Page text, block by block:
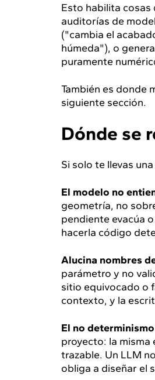
Esto habilita cosas
auditorías de
("cambia el
húmeda"), o
puramente
También es donde
siguiente sección.
Dónde se
Si solo te llevas
El modelo no
geometría, no
pendiente evacúa
hacerla código
Alucina nombres
parámetro y no
sitio equivocado o
contexto, y la
El no
proyecto: la misma
trazable. Un LLM
obliga a diseñar el